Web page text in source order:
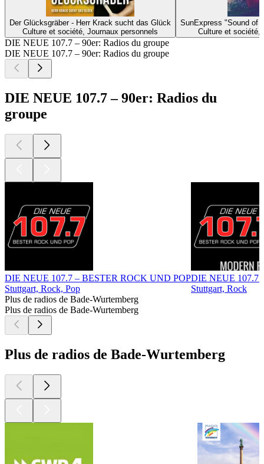
Der Glücksgräber - Herr Krack sucht das Glück
Culture et société, Journaux personnels
SunExpress "Sound of
Culture et société,
DIE NEUE 107.7 – 90er: Radios du groupe
DIE NEUE 107.7 – 90er: Radios du groupe
DIE NEUE 107.7 – 90er: Radios du
groupe
DIE NEUE 107.7 – BESTER ROCK UND POP
Stuttgart, Rock, Pop
DIE NEUE 107.7
Stuttgart, Rock
Plus de radios de Bade-Wurtemberg
Plus de radios de Bade-Wurtemberg
Plus de radios de Bade-Wurtemberg